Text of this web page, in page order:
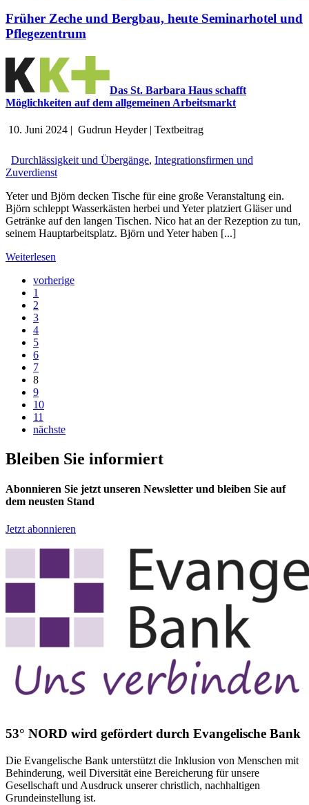
Früher Zeche und Bergbau, heute Seminarhotel und
Pflegezentrum
Das St. Barbara Haus schafft
Möglichkeiten auf dem allgemeinen Arbeitsmarkt
10. Juni 2024 | Gudrun Heyder| Textbeitrag
Durchlässigkeit und Übergänge, Integrationsfirmen und
Zuverdienst
Yeter und Björn decken Tische für eine große Veranstaltung ein.
Björn schleppt Wasserkästen herbei und Yeter platziert Gläser und
Getränke auf den langen Tischen. Nico hat an der Rezeption zu tun,
seinem Hauptarbeitsplatz. Björn und Yeter haben [...]
Weiterlesen
vorherige
1
2
3
4
5
6
7
8
9
10
11
nächste
Bleiben Sie informiert
Abonnieren Sie jetzt unseren Newsletter und bleiben Sie auf
dem neusten Stand
Jetzt abonnieren
53° NORD wird gefördert durch Evangelische Bank
Die Evangelische Bank unterstützt die Inklusion von Menschen mit
Behinderung, weil Diversität eine Bereicherung für unsere
Gesellschaft und Ausdruck unserer christlich, nachhaltigen
Grundeinstellung ist.